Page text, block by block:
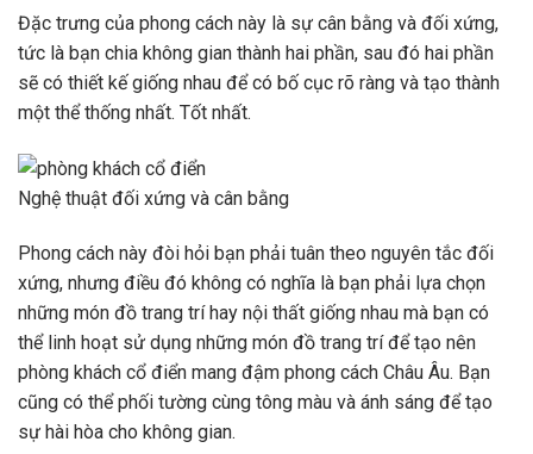
Đặc trưng của phong cách này là sự cân bằng và đối xứng,
tức là bạn chia không gian thành hai phần, sau đó hai phần
sẽ có thiết kế giống nhau để có bố cục rõ ràng và tạo thành
một thể thống nhất. Tốt nhất.
Nghệ thuật đối xứng và cân bằng
Phong cách này đòi hỏi bạn phải tuân theo nguyên tắc đối
xứng, nhưng điều đó không có nghĩa là bạn phải lựa chọn
những món đồ trang trí hay nội thất giống nhau mà bạn có
thể linh hoạt sử dụng những món đồ trang trí để tạo nên
phòng khách cổ điển mang đậm phong cách Châu Âu. Bạn
cũng có thể phối tường cùng tông màu và ánh sáng để tạo
sự hài hòa cho không gian.